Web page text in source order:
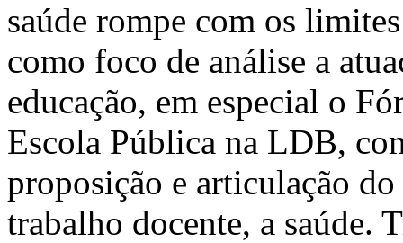
saúde rompe com os
como foco de análise a
educação, em especial o
Escola Pública na LDB,
proposição e articulação
trabalho docente, a saúde.